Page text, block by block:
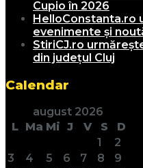
Cupio în 2026
HelloConstanta.ro
evenimente și
StiriCJ.ro
din județul Cluj
Calendar
august 2026
L Ma Mi J V S
D
1
2
3
4 5 6 7 8
9